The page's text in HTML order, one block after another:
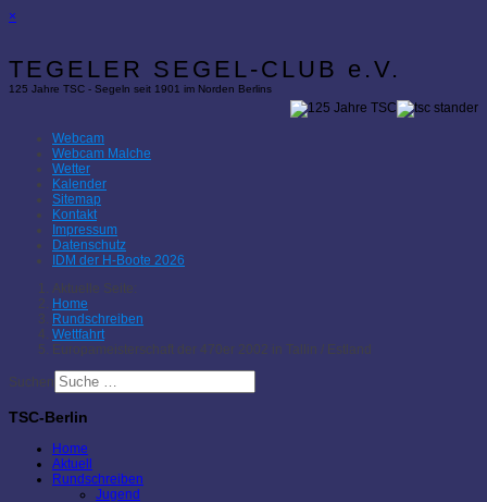
×
TEGELER SEGEL-CLUB e.V.
125 Jahre TSC - Segeln seit 1901 im Norden Berlins
Webcam
Webcam Malche
Wetter
Kalender
Sitemap
Kontakt
Impressum
Datenschutz
IDM der H-Boote 2026
Aktuelle Seite:
Home
Rundschreiben
Wettfahrt
Europameisterschaft der 470er 2002 in Tallin / Estland
Suchen
TSC-Berlin
Home
Aktuell
Rundschreiben
Jugend